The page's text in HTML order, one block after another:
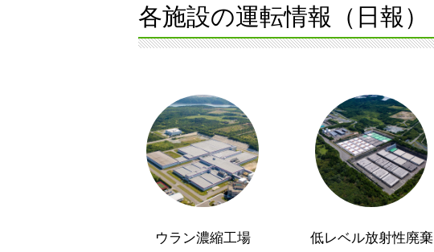
各施設の運転情報（日報）
ウラン濃縮工場
低レベル放射性廃棄